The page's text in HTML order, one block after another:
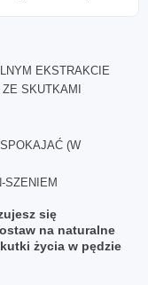
EKSTRAKCIE
SKUTKAMI
(W
SZENIEM
się
na naturalne
życia w pędzie